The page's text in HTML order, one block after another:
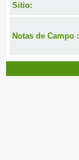
Sitio:
Notas de Campo :